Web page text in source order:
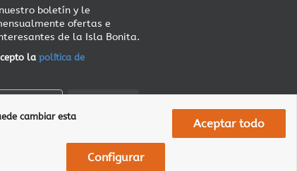
boletín y le
ofertas e
de la Isla Bonita.
la política de
cambiar esta
Aceptar todo
Configurar